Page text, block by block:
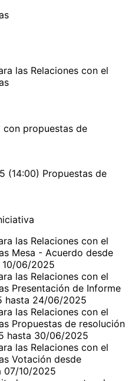
las Relaciones con el
propuestas de
(14:00) Propuestas de
las Relaciones con el
Mesa - Acuerdo desde
06/2025
las Relaciones con el
Presentación de Informe
hasta 24/06/2025
las Relaciones con el
Propuestas de resolución
hasta 30/06/2025
las Relaciones con el
Votación desde
07/10/2025